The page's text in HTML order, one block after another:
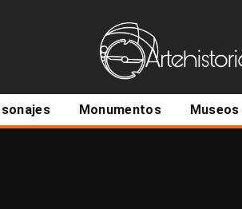
Monumentos Museos